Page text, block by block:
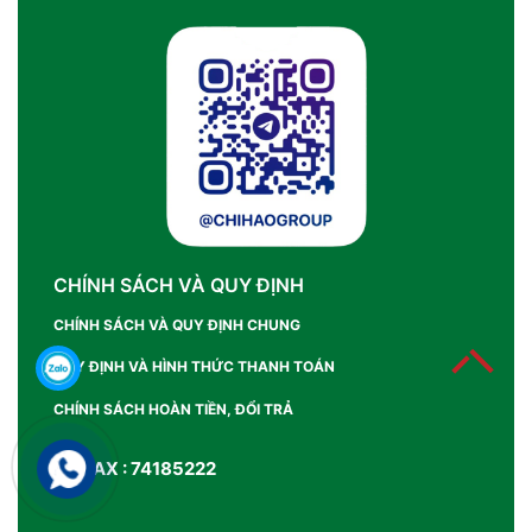
CHÍNH SÁCH VÀ QUY ĐỊNH
CHÍNH SÁCH VÀ QUY ĐỊNH CHUNG
QUY ĐỊNH VÀ HÌNH THỨC THANH TOÁN
CHÍNH SÁCH HOÀN TIỀN, ĐỔI TRẢ
SỐ FAX : 74185222